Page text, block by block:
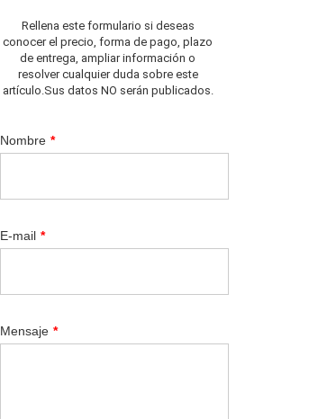
Rellena este formulario si deseas
conocer el precio, forma de pago, plazo
de entrega, ampliar información o
resolver cualquier duda sobre este
artículo.Sus datos NO serán publicados.
Nombre *
E-mail *
Mensaje *